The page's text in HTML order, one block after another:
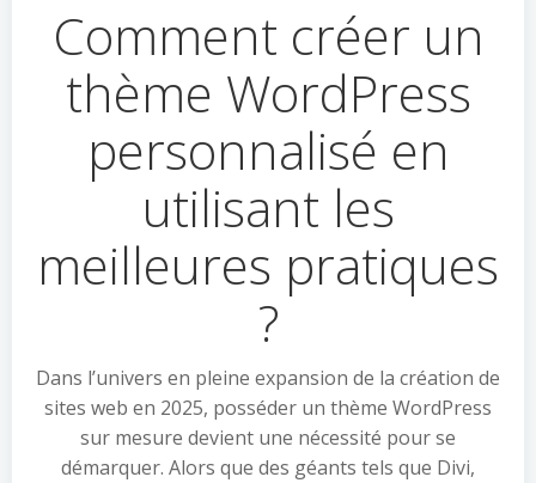
Comment créer un
thème WordPress
personnalisé en
utilisant les
meilleures pratiques
?
Dans l’univers en pleine expansion de la création de
sites web en 2025, posséder un thème WordPress
sur mesure devient une nécessité pour se
démarquer. Alors que des géants tels que Divi,